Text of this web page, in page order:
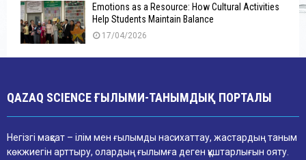
Emotions as a Resource: How Cultural Activities
Help Students Maintain Balance
17/04/2026
QAZAQ SCIENCE ҒЫЛЫМИ-ТАНЫМДЫҚ ПОРТАЛЫ
Негізгі мақсат – ілім мен ғылымды насихаттау, жастардың таным
көкжиегін арттыру, олардың ғылымға деген құштарлығын ояту.